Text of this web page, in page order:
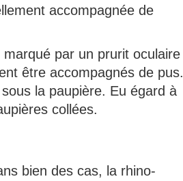
accompagnée de
par un prurit oculaire
être accompagnés de pus.
la paupière. Eu égard à
collées.
bien des cas, la rhino-